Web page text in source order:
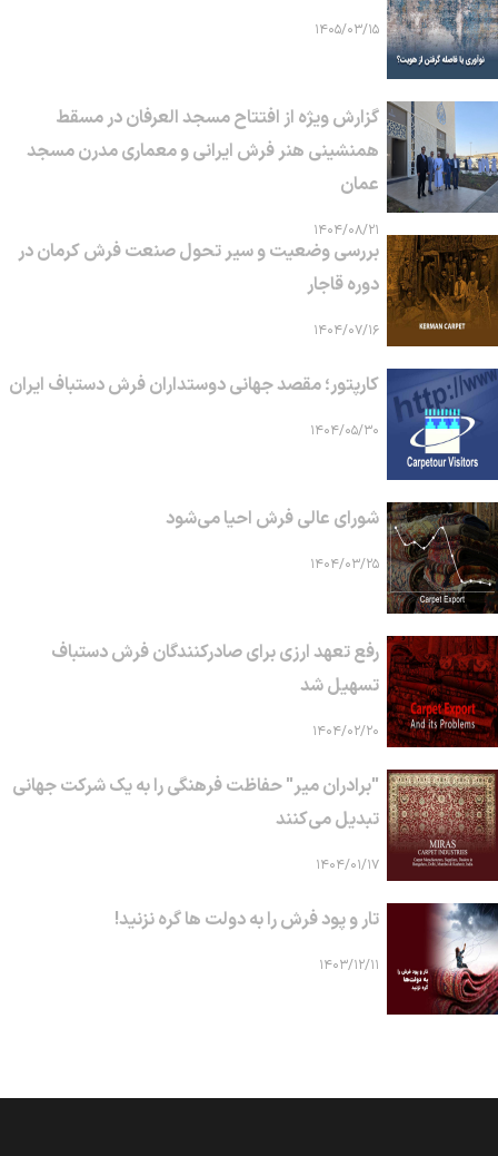
۱۴۰۵/۰۳/۱۵
گزارش ویژه از افتتاح مسجد العرفان در مسقط
همنشینی هنر فرش ایرانی و معماری مدرن مسجد
عمان
۱۴۰۴/۰۸/۲۱
بررسی وضعیت و سیر تحول صنعت فرش کرمان در
دوره قاجار
۱۴۰۴/۰۷/۱۶
کارپتور؛ مقصد جهانی دوستداران فرش دستباف ایران
۱۴۰۴/۰۵/۳۰
شورای عالی فرش احیا می‌شود
۱۴۰۴/۰۳/۲۵
رفع تعهد ارزی برای صادرکنندگان فرش دستباف
تسهیل شد
۱۴۰۴/۰۲/۲۰
"برادران میر" حفاظت فرهنگی را به یک شرکت جهانی
تبدیل می‌کنند
۱۴۰۴/۰۱/۱۷
تار و پود فرش را به دولت ها گره نزنید!
۱۴۰۳/۱۲/۱۱